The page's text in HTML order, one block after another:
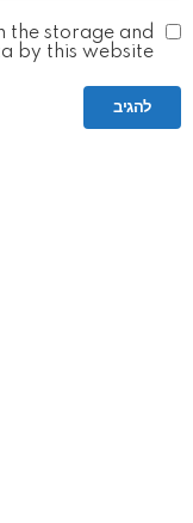
the storage and
by this website.